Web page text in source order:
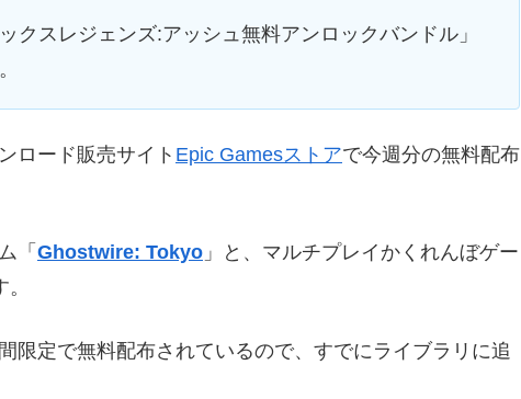
クスレジェンズ:アッシュ無料アンロックバンドル」
ロード販売サイト Epic Gamesストアで今週分の無料配布
「 Ghostwire: Tokyo 」と、マルチプレイかくれんぼゲー
限定で無料配布されているので、すでにライブラリに追